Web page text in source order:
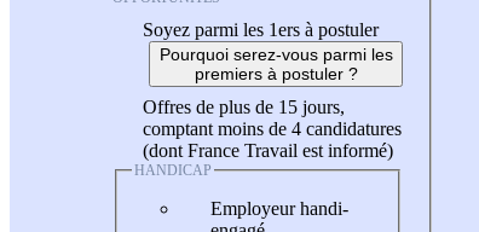
Soyez parmi les 1ers à postuler
Pourquoi serez-vous parmi les
premiers à postuler ?
Offres de plus de 15 jours,
comptant moins de 4 candidatures
(dont France Travail est informé)
HANDICAP
Employeur handi-